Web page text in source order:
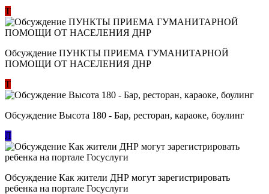
Т
Обсуждение ​ПУНКТЫ ПРИЕМА ГУМАНИТАРНОЙ
ПОМОЩИ ОТ НАСЕЛЕНИЯ ДНР
Т
Обсуждение Высота 180 - Бар, ресторан, караоке, боулинг
Л
Обсуждение Как жители ДНР могут зарегистрировать
ребенка на портале Госуслуги